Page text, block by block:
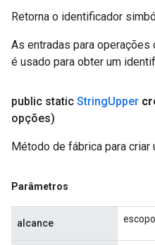
Retorna o identificador
As entradas para
é usado para obter um
public static StringUpper
opções)
Método de fábrica para criar
Parâmetros
alcance